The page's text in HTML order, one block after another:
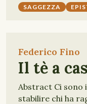
SAGGEZZA
Federico Fino
Il tè a
Abstract Ci sono
stabilire chi ha